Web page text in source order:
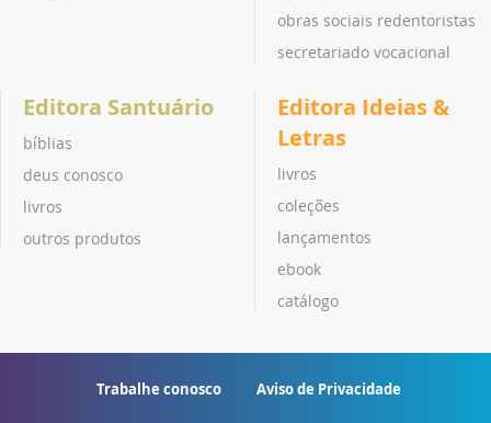
obras sociais redentoristas
secretariado vocacional
Editora Santuário
bíblias
deus conosco
livros
outros produtos
Editora Ideias &
Letras
livros
coleções
lançamentos
ebook
catálogo
Trabalhe conosco Aviso de Privacidade